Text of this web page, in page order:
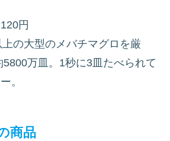
円
の大型のメバチマグロを厳
万皿。1秒に3皿たべられて
。
商品